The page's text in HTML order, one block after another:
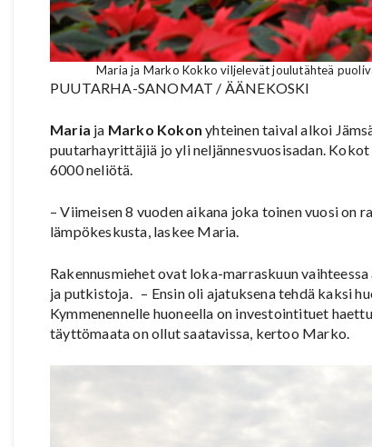
Maria ja Marko Kokko viljelevät joulutähteä
PUUTARHA-SANOMAT / ÄÄNEKOSKI
Maria ja Marko Kokon yhteinen taival alkoi
puutarhayrittäjiä jo yli neljännesvuosisadan.
6000 neliötä.
– Viimeisen 8 vuoden aikana joka toinen vuosi on
lämpökeskusta, laskee Maria.
Rakennusmiehet ovat loka-marraskuun
ja putkistoja. – Ensin oli ajatuksena tehdä kaksi
Kymmenennelle huoneella on investointituet
täyttömaata on ollut saatavissa, kertoo Marko.